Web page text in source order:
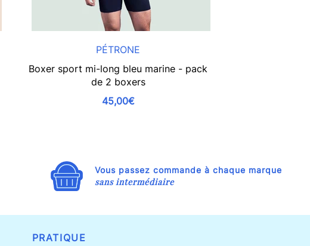
PÉTRONE
Boxer sport mi-long bleu marine - pack
de 2 boxers
45,00€
Vous passez commande à chaque marque
sans intermédiaire
PRATIQUE